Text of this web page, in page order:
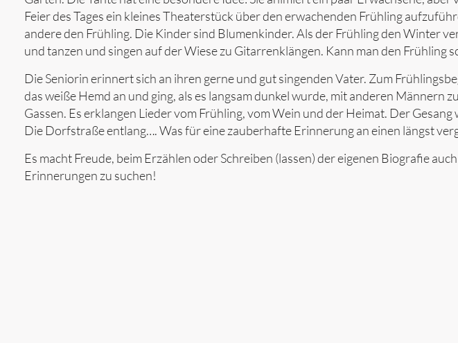
Feier des Tages ein kleines Theaterstück über den erwachenden Frühling
andere den Frühling. Die Kinder sind Blumenkinder. Als der Frühling den Winter
und tanzen und singen auf der Wiese zu Gitarrenklängen. Kann man den Frühling
Die Seniorin erinnert sich an ihren gerne und gut singenden Vater. Zum
das weiße Hemd an und ging, als es langsam dunkel wurde, mit anderen Männern
Gassen. Es erklangen Lieder vom Frühling, vom Wein und der Heimat. Der
Die Dorfstraße entlang…. Was für eine zauberhafte Erinnerung an einen längst
Es macht Freude, beim Erzählen oder Schreiben (lassen) der eigenen Biografie
Erinnerungen zu suchen!